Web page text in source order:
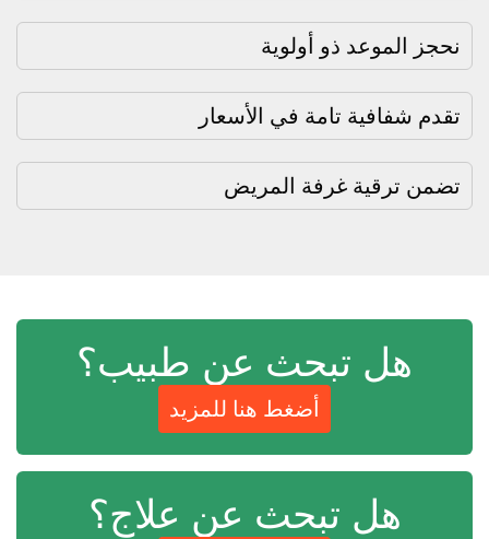
نحجز الموعد ذو أولوية
تقدم شفافية تامة في الأسعار
تضمن ترقية غرفة المريض
هل تبحث عن طبيب؟
أضغط هنا للمزيد
هل تبحث عن علاج؟